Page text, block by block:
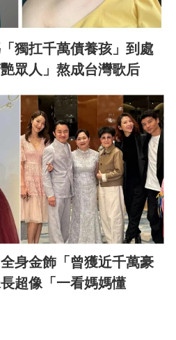
獨扛千萬債養孩」到處
眾人」熬成台灣歌后
身金飾「曾獲近千萬豪
超像「一看媽媽懂